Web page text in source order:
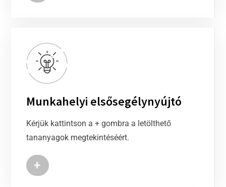
Munkahelyi elsősegélynyújtó
Kérjük kattintson a + gombra a letölthető
tananyagok megtekintéséért.
+